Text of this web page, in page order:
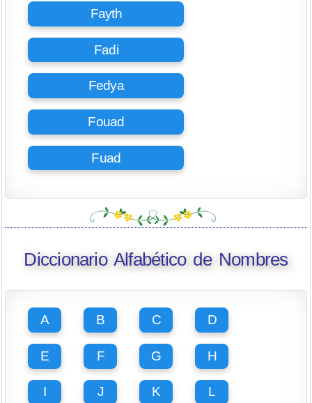
Fayth
Fadi
Fedya
Fouad
Fuad
Diccionario Alfabético de Nombres
A B C D
E F G H
I J K L